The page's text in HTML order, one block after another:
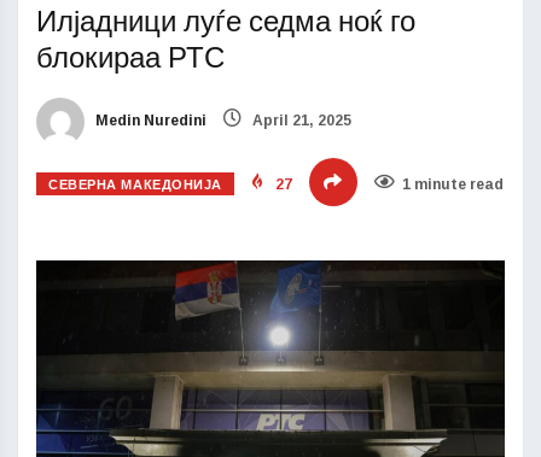
Илјадници луѓе седма ноќ го
блокираа РТС
Medin Nuredini April 21, 2025
СЕВЕРНА МАКЕДОНИЈА 27 1 minute read